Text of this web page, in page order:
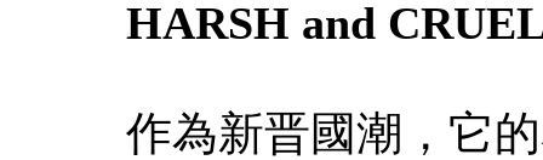
HARSH and
作為新晋國潮，它